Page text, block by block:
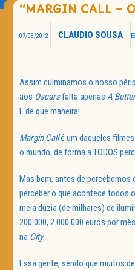
“MARGIN CALL –
07/03/2012 CLAUDIO SOUSA
Assim culminamos o nosso
aos Oscarsfalta apenas A
E de que maneira!
Margin Callé um daqueles
o mundo, de forma a TODOS
Mas bem, antes de
perceber o que acontece todos
meia dúzia (de milhares) de
200.000, 2.000.000 euros por
na City.
Essa gente, sendo que muitos